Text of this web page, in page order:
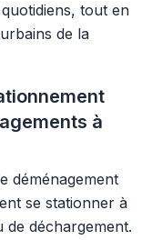
tout en
de la
à
déménagement
se stationner à
de déchargement.